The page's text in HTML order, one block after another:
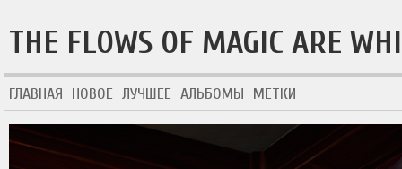
THE FLOWS OF MAGIC ARE
ГЛАВНАЯ НОВОЕ ЛУЧШЕЕ АЛЬБОМЫ МЕТКИ